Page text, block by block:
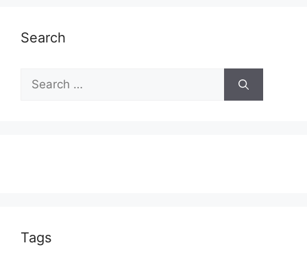
Search
Tags